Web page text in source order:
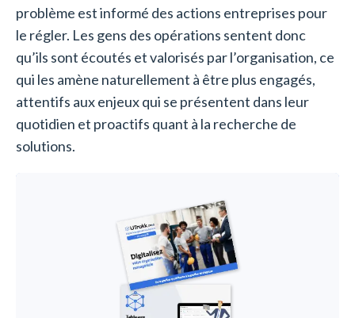
problème est informé des actions entreprises pour
le régler. Les gens des opérations sentent donc
qu’ils sont écoutés et valorisés par l’organisation, ce
qui les amène naturellement à être plus engagés,
attentifs aux enjeux qui se présentent dans leur
quotidien et proactifs quant à la recherche de
solutions.